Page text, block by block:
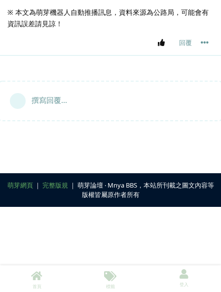
※ 本文為萌芽機器人自動推播訊息，資料來源為公路局，可能會有
資訊誤差請見諒！
回覆
撰寫回覆...
萌芽網頁｜ 完整版規 ｜ 萌芽論壇 ‧ Mnya BBS，本站所刊載之圖文內容等
版權皆屬原作者所有
首頁 標籤 登入